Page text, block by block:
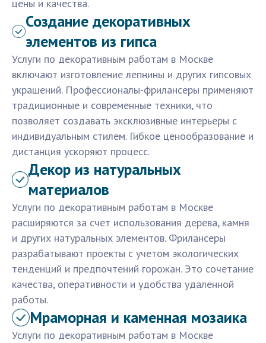
цены и качества.
Создание декоративных
элементов из гипса
Услуги по декоративным работам в Москве
включают изготовление лепнины и других гипсовых
украшений. Профессионалы-фрилансеры применяют
традиционные и современные техники, что
позволяет создавать эксклюзивные интерьеры с
индивидуальным стилем. Гибкое ценообразование и
дистанция ускоряют процесс.
Декор из натуральных
материалов
Услуги по декоративным работам в Москве
расширяются за счет использования дерева, камня
и других натуральных элементов. Фрилансеры
разрабатывают проекты с учетом экологических
тенденций и предпочтений горожан. Это сочетание
качества, оперативности и удобства удаленной
работы.
Мраморная и каменная мозаика
Услуги по декоративным работам в Москве